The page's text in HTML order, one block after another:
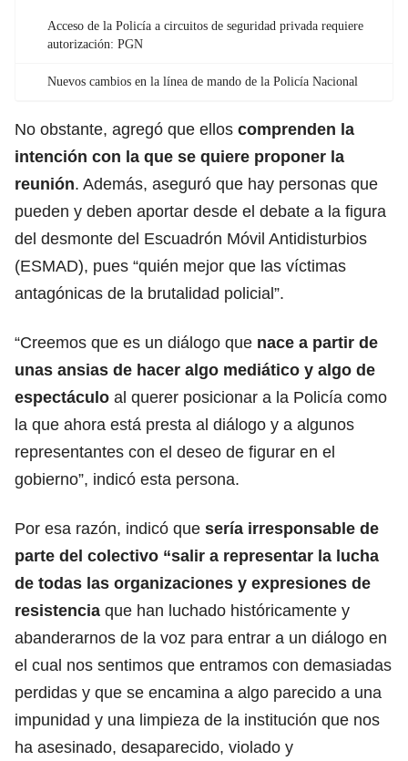
Acceso de la Policía a circuitos de seguridad privada requiere
autorización: PGN
Nuevos cambios en la línea de mando de la Policía Nacional
No obstante, agregó que ellos comprenden la
intención con la que se quiere proponer la
reunión. Además, aseguró que hay personas que
pueden y deben aportar desde el debate a la figura
del desmonte del Escuadrón Móvil Antidisturbios
(ESMAD), pues “quién mejor que las víctimas
antagónicas de la brutalidad policial”.
“Creemos que es un diálogo que nace a partir de
unas ansias de hacer algo mediático y algo de
espectáculo al querer posicionar a la Policía como
la que ahora está presta al diálogo y a algunos
representantes con el deseo de figurar en el
gobierno”, indicó esta persona.
Por esa razón, indicó que sería irresponsable de
parte del colectivo “salir a representar la lucha
de todas las organizaciones y expresiones de
resistencia que han luchado históricamente y
abanderarnos de la voz para entrar a un diálogo en
el cual nos sentimos que entramos con demasiadas
perdidas y que se encamina a algo parecido a una
impunidad y una limpieza de la institución que nos
ha asesinado, desaparecido, violado y